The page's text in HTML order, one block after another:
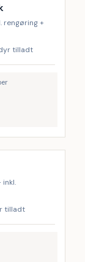
rengøring +
tilladt
inkl.
tilladt